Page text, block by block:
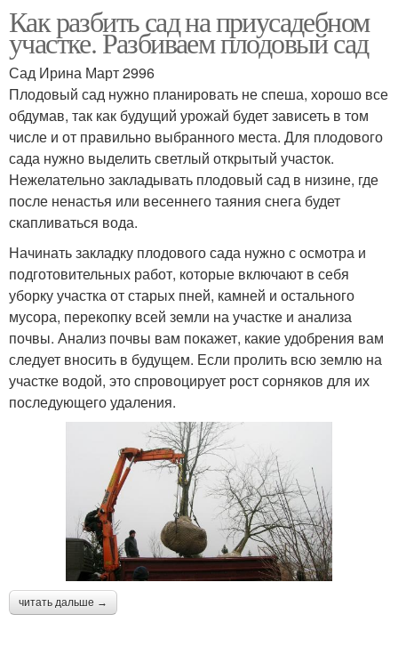
Как разбить сад на приусадебном
участке. Разбиваем плодовый сад
Сад Ирина Март 2996
Плодовый сад нужно планировать не спеша, хорошо все
обдумав, так как будущий урожай будет зависеть в том
числе и от правильно выбранного места. Для плодового
сада нужно выделить светлый открытый участок.
Нежелательно закладывать плодовый сад в низине, где
после ненастья или весеннего таяния снега будет
скапливаться вода.
Начинать закладку плодового сада нужно с осмотра и
подготовительных работ, которые включают в себя
уборку участка от старых пней, камней и остального
мусора, перекопку всей земли на участке и анализа
почвы. Анализ почвы вам покажет, какие удобрения вам
следует вносить в будущем. Если пролить всю землю на
участке водой, это спровоцирует рост сорняков для их
последующего удаления.
читать дальше →